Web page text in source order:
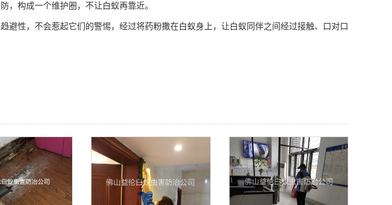
，构成一个维护圈，不让白蚁再靠近。
避性，不会惹起它们的警惕，经过将药粉撒在白蚁身上，让白蚁同伴之间经过接触、口对口